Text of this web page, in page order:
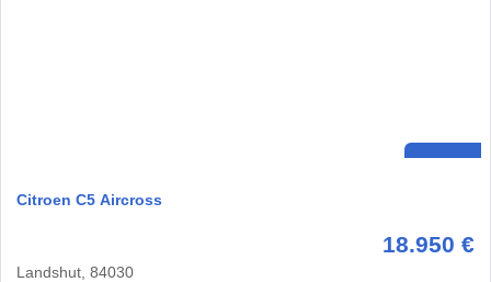
Citroen C5 Aircross
18.950 €
Landshut, 84030